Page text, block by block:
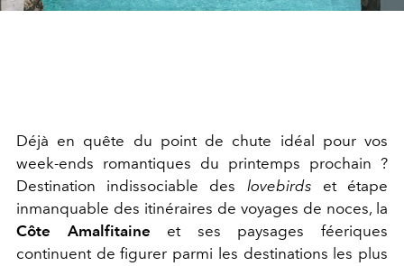
Déjà en quête du point de chute idéal pour vos
week-ends romantiques du printemps prochain ?
Destination indissociable des lovebirds et étape
inmanquable des itinéraires de voyages de noces, la
Côte Amalfitaine et ses paysages féeriques
continuent de figurer parmi les destinations les plus